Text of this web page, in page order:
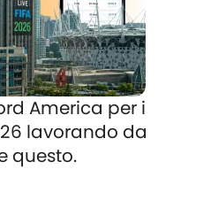
America per i
lavorando da
questo.